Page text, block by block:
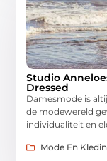
Studio
Dressed
Damesmode is
de modewereld
individualiteit en
Mode En